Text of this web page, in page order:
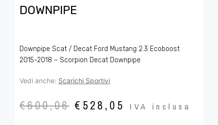
DOWNPIPE
Downpipe Scat / Decat Ford Mustang 2.3 Ecoboost
2015-2018 – Scorpion Decat Downpipe
Vedi anche: Scarichi Sportivi
€600,06 € 528,05 IVA inclusa